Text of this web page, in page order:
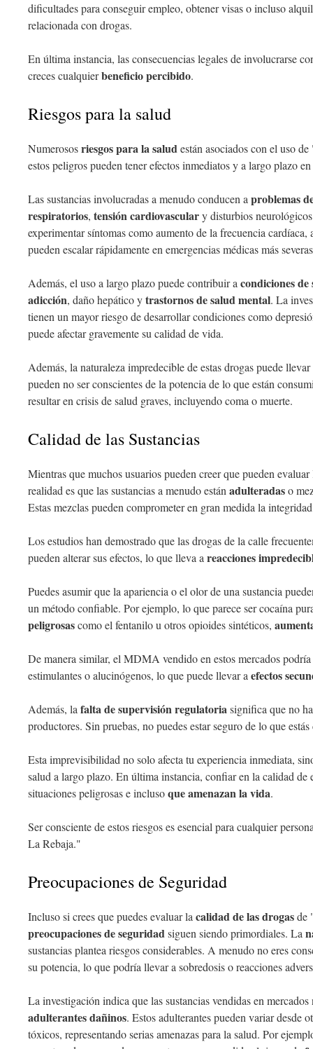
dificultades para conseguir empleo, obtener visas o incluso
relacionada con drogas.
En última instancia, las consecuencias legales de involucrarse
creces cualquierbeneficio percibido.
Riesgos para la salud
Numerososriesgos para la saludestán asociados con el uso
estos peligros pueden tener efectos inmediatos y a largo plazo
Las sustancias involucradas a menudo conducen a problemas
respiratorios, tensión cardiovasculary disturbios
experimentar síntomas como aumento de la frecuencia cardíaca,
pueden escalar rápidamente en emergencias médicas más
Además, el uso a largo plazo puede contribuir a condiciones
adicción, daño hepático ytrastornos de salud mental. La
tienen un mayor riesgo de desarrollar condiciones como
puede afectar gravemente su calidad de vida.
Además, la naturaleza impredecible de estas drogas puede
pueden no ser conscientes de la potencia de lo que están
resultar en crisis de salud graves, incluyendo coma o muerte.
Calidad de las Sustancias
Mientras que muchos usuarios pueden creer que pueden
realidad es que las sustancias a menudo están adulteradaso
Estas mezclas pueden comprometer en gran medida la
Los estudios han demostrado que las drogas de la calle
pueden alterar sus efectos, lo que lleva a reacciones
Puedes asumir que la apariencia o el olor de una sustancia
un método confiable. Por ejemplo, lo que parece ser cocaína
peligrosascomo el fentanilo u otros opioides sintéticos,
De manera similar, el MDMA vendido en estos mercados
estimulantes o alucinógenos, lo que puede llevar a efectos
Además, la falta de supervisión regulatoriasignifica que no
productores. Sin pruebas, no puedes estar seguro de lo que
Esta imprevisibilidad no solo afecta tu experiencia inmediata,
salud a largo plazo. En última instancia, confiar en la calidad de
situaciones peligrosas e inclusoque amenazan la vida.
Ser consciente de estos riesgos es esencial para cualquier
La Rebaja."
Preocupaciones de Seguridad
Incluso si crees que puedes evaluar la calidad de las drogasde
preocupaciones de seguridadsiguen siendo primordiales. La
sustancias plantea riesgos considerables. A menudo no eres
su potencia, lo que podría llevar a sobredosis o reacciones
La investigación indica que las sustancias vendidas en
adulterantes dañinos. Estos adulterantes pueden variar desde
tóxicos, representando serias amenazas para la salud. Por